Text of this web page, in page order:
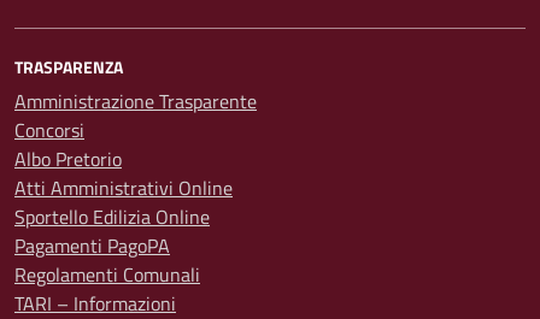
TRASPARENZA
Amministrazione Trasparente
Concorsi
Albo Pretorio
Atti Amministrativi Online
Sportello Edilizia Online
Pagamenti PagoPA
Regolamenti Comunali
TARI – Informazioni